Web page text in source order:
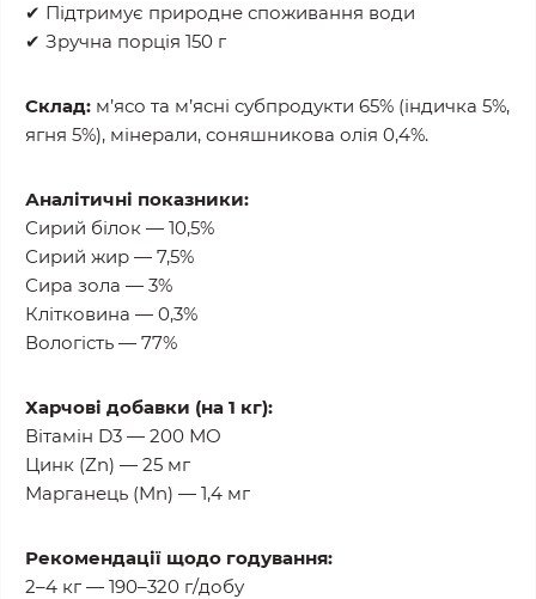
✔ Підтримує природне споживання води
✔ Зручна порція 150 г
Склад: м’ясо та м’ясні субпродукти 65% (індичка 5%,
ягня 5%), мінерали, соняшникова олія 0,4%.
Аналітичні показники:
Сирий білок — 10,5%
Сирий жир — 7,5%
Сира зола — 3%
Клітковина — 0,3%
Вологість — 77%
Харчові добавки (на 1 кг):
Вітамін D3 — 200 МО
Цинк (Zn) — 25 мг
Марганець (Mn) — 1,4 мг
Рекомендації щодо годування:
2–4 кг — 190–320 г/добу